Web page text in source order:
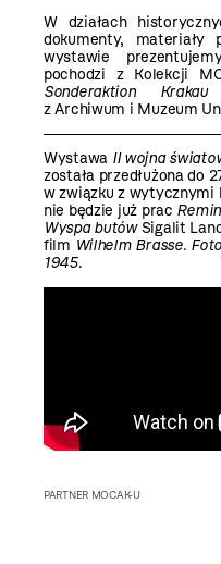
W działach
dokumenty, materiały
wystawie
pochodzi z Kolekcji
Sonderaktion Krakau
z Archiwum i Muzeum
Wystawa II wojna
została przedłużona do
w związku z wytycznymi
nie będzie już prac
Wyspa butówSigalit
film Wilhelm Brasse.
1945.
PARTNER MOCAK-U